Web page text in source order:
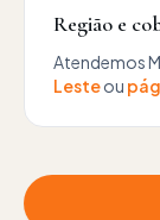
Região e
Atendemos
Lesteou